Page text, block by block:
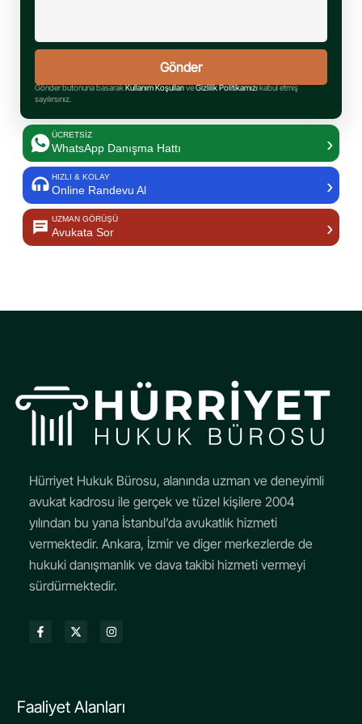
Gönder butonuna basarakKullanım KoşullarıveGizlilik Politikamızıkabul etmiş
sayılırsınız.
ÜCRETSİZ
WhatsApp Danışma Hattı ›
HIZLI & KOLAY
Online Randevu Al ›
UZMAN GÖRÜŞÜ
Avukata Sor ›
Hürriyet Hukuk Bürosu, alanında uzman ve deneyimli
avukat kadrosu ile gerçek ve tüzel kişilere 2004
yılından bu yana İstanbul’da avukatlık hizmeti
vermektedir. Ankara, İzmir ve diger merkezlerde de
hukuki danışmanlık ve dava takibi hizmeti vermeyi
sürdürmektedir.
Faaliyet Alanları